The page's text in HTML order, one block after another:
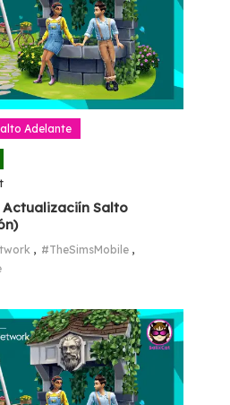
Adelante
Actualizaciín Salto
, #TheSimsMobile ,